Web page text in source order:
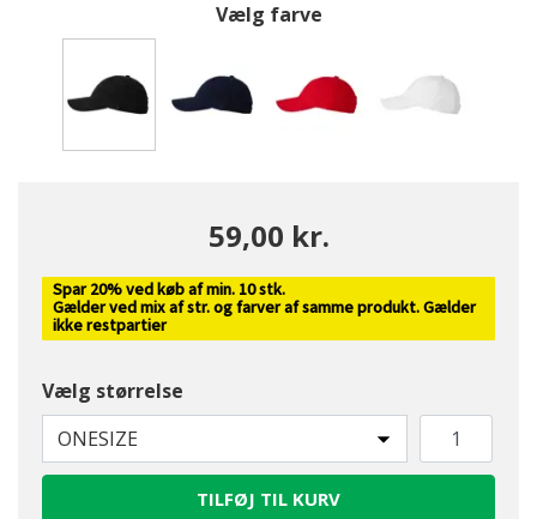
Vælg farve
59,00 kr.
Spar 20% ved køb af min. 10 stk.
Gælder ved mix af str. og farver af samme produkt. Gælder
ikke restpartier
Vælg størrelse
ONESIZE
TILFØJ TIL KURV